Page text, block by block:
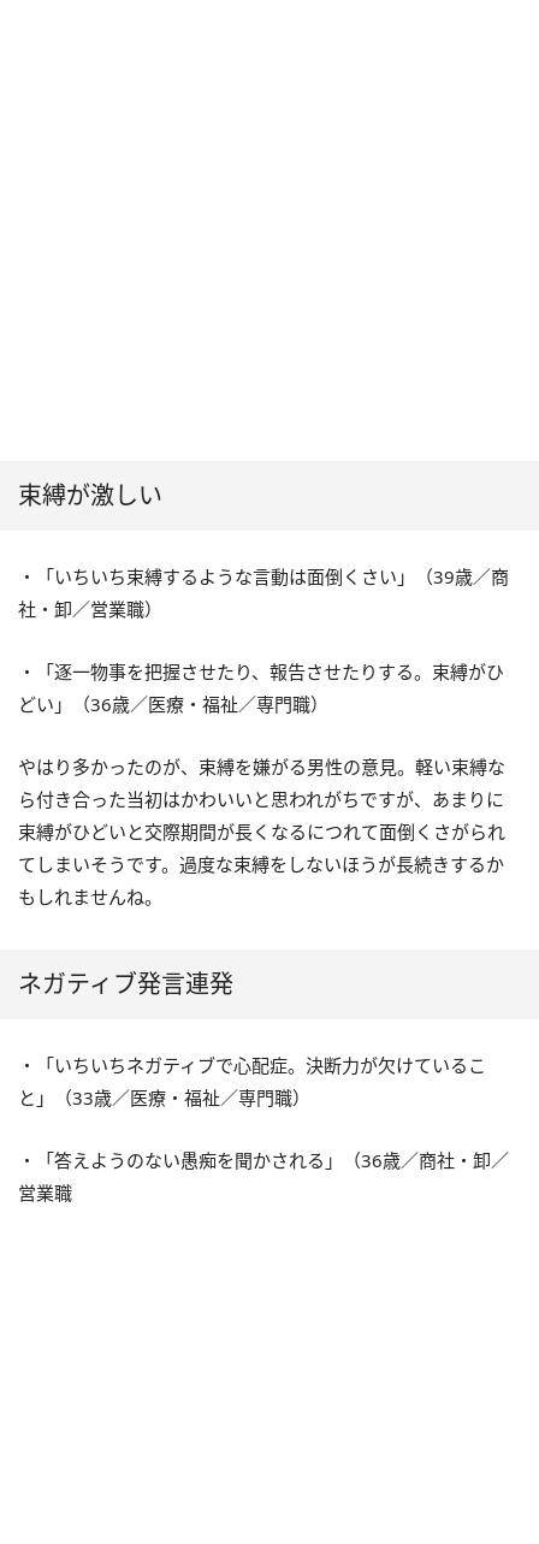
束縛が激しい
・「いちいち束縛するような言動は面倒くさい」（39歳／商
社・卸／営業職）
・「逐一物事を把握させたり、報告させたりする。束縛がひ
どい」（36歳／医療・福祉／専門職）
やはり多かったのが、束縛を嫌がる男性の意見。軽い束縛な
ら付き合った当初はかわいいと思われがちですが、あまりに
束縛がひどいと交際期間が長くなるにつれて面倒くさがられ
てしまいそうです。過度な束縛をしないほうが長続きするか
もしれませんね。
ネガティブ発言連発
・「いちいちネガティブで心配症。決断力が欠けているこ
と」（33歳／医療・福祉／専門職）
・「答えようのない愚痴を聞かされる」（36歳／商社・卸／
営業職